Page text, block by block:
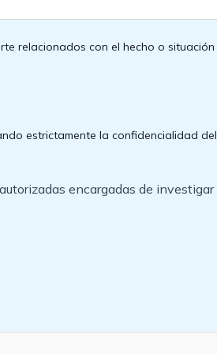
relacionados con el hecho o
estrictamente la confidencialidad
encargadas de investigar